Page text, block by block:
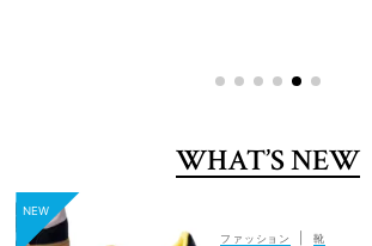
WHAT’S NEW
ファッション
靴